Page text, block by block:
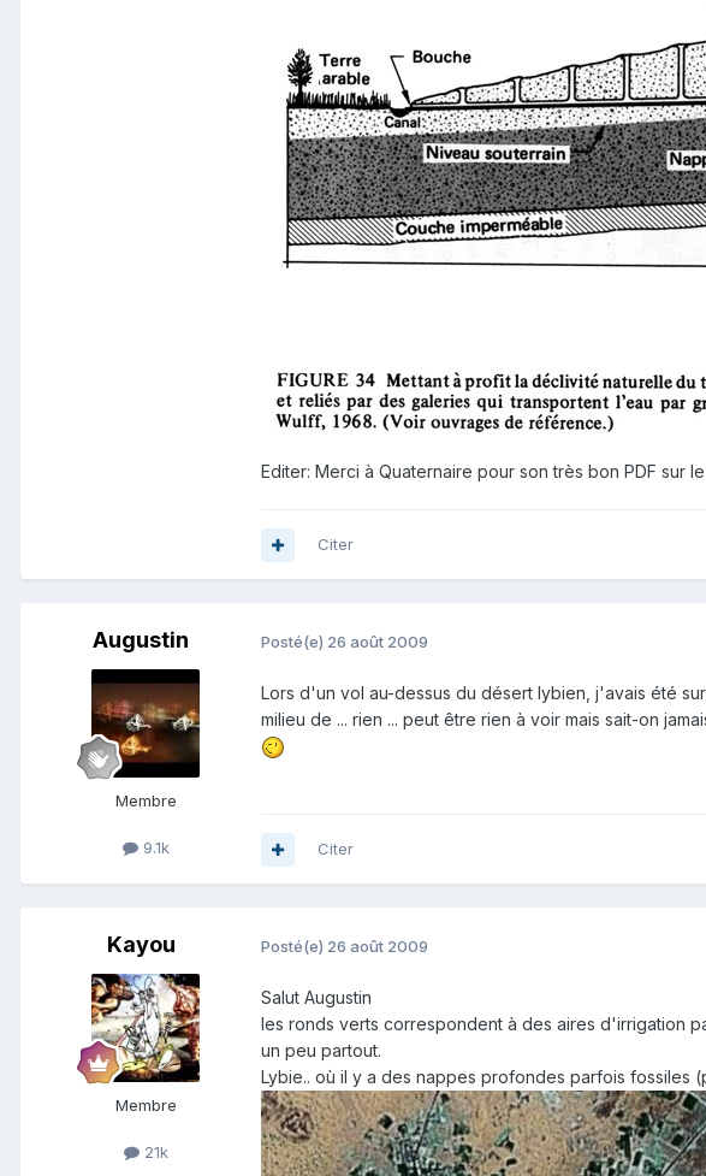
Editer: Merci à Quaternaire pour son très bon PDF sur
Citer
Augustin
Membre
9.1k
Posté(e) 26 août 2009
Lors d'un vol au-dessus du désert lybien, j'avais été
milieu de ... rien ... peut être rien à voir mais sait-on
Citer
Kayou
Membre
21k
Posté(e) 26 août 2009
Salut Augustin
les ronds verts correspondent à des aires d'irrigation
un peu partout.
Lybie.. où il y a des nappes profondes parfois fossiles